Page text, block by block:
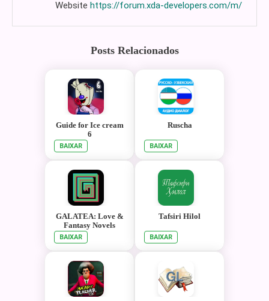
Website https://forum.xda-developers.com/m/
Posts Relacionados
Guide for Ice cream
6
BAIXAR
Ruscha
BAIXAR
GALATEA: Love &
Fantasy Novels
BAIXAR
Tafsiri Hilol
BAIXAR